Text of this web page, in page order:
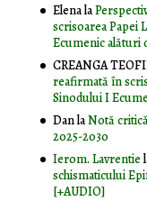
Elenala
scrisoarea Papei
Ecumenic alături
CREANGA
reafirmată în
Sinodului I
DanlaNotă
2025-2030
Ierom. Lavrentie
schismaticului
[+AUDIO]